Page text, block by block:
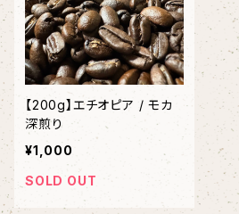
【200g】エチオピア / モカ
深煎り
¥1,000
SOLD OUT